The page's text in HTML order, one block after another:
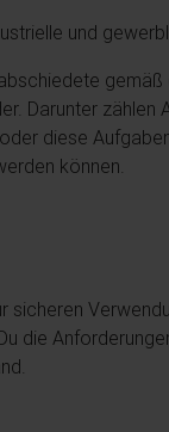
und
gemäß
Darunter
diese
können.
sicheren
die